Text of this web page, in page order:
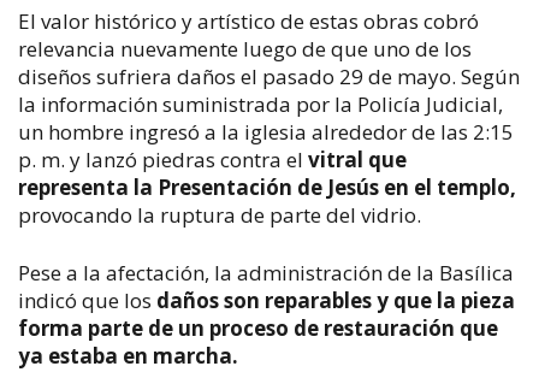
El valor histórico y artístico de estas obras cobró
relevancia nuevamente luego de que uno de los
diseños sufriera daños el pasado 29 de mayo. Según
la información suministrada por la Policía Judicial,
un hombre ingresó a la iglesia alrededor de las 2:15
p. m. y lanzó piedras contra el vitral que
representa la Presentación de Jesús en el templo,
provocando la ruptura de parte del vidrio.
Pese a la afectación, la administración de la Basílica
indicó que los daños son reparables y que la pieza
forma parte de un proceso de restauración que
ya estaba en marcha.